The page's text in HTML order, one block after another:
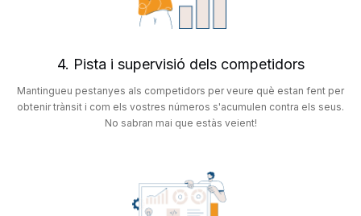
4. Pista i supervisió dels competidors
Mantingueu pestanyes als competidors per veure què estan fent per
obtenir trànsit i com els vostres números s'acumulen contra els seus.
No sabran mai que estàs veient!